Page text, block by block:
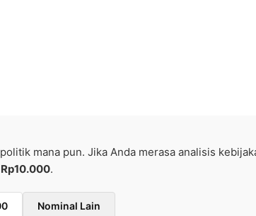
mana pun. Jika Anda merasa analisis
Rp10.000.
Nominal Lain